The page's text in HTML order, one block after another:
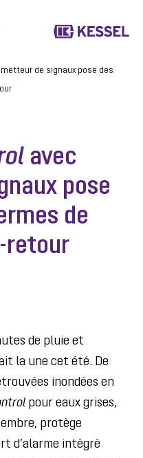
de signaux pose des
avec
pose
de
retour
de pluie et
la une cet été. De
inondées en
pour eaux grises,
protège
d’alarme intégré